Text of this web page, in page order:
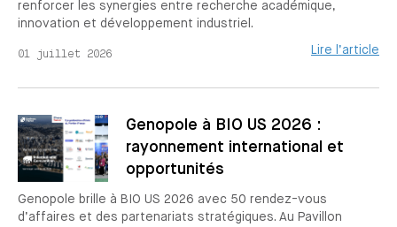
renforcer les synergies entre recherche académique,
innovation et développement industriel.
01 juillet 2026 Lire l’article
Genopole à BIO US 2026 :
rayonnement international et
opportunités
Genopole brille à BIO US 2026 avec 50 rendez-vous
d’affaires et des partenariats stratégiques. Au Pavillon